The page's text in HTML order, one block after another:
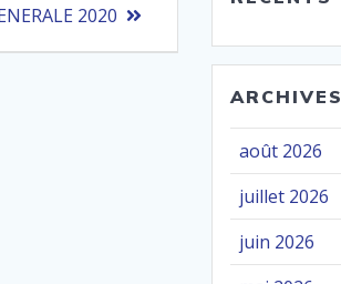
2020
ARCHIVES
août 2026
juillet 2026
juin 2026